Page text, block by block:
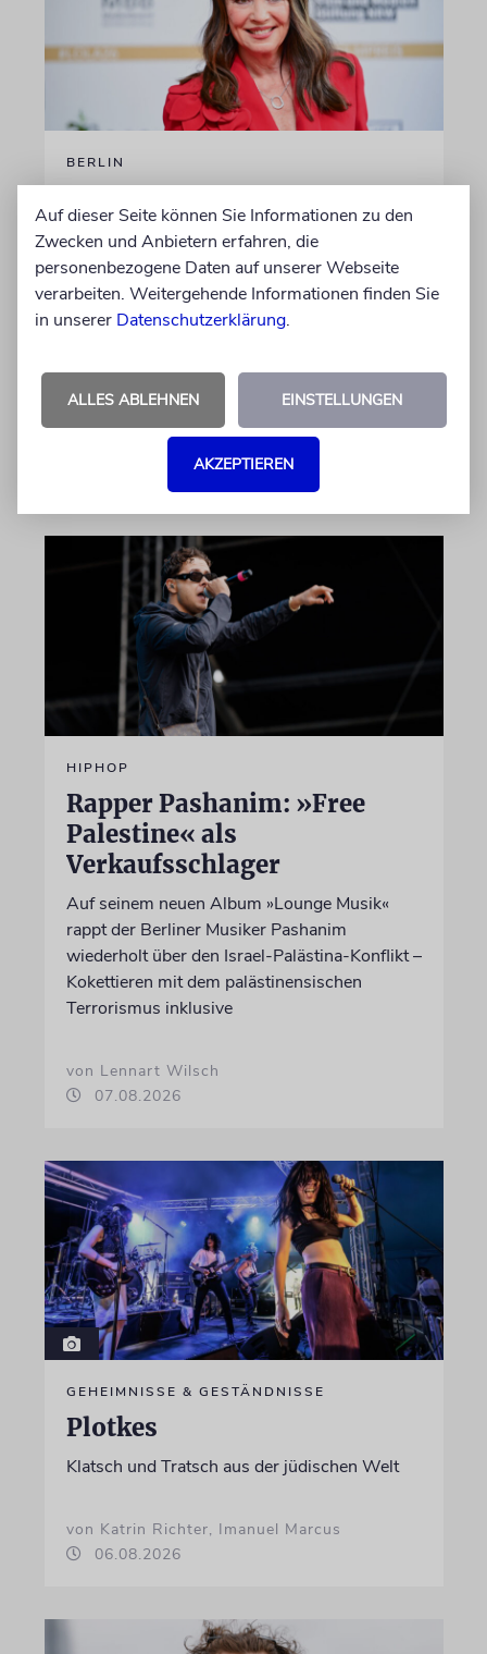
BERLIN
Iris Berben erhält Deutschen
Kulturpolitikpreis
Die Schauspielerin steht nicht nur vor der
Kamera, sondern engagiert sich auch
diese Leistung mit einem Preis. Igor Levit ist
Laudator
HIPHOP
Rapper Pashanim: »Free
Palestine« als
Verkaufsschlager
Auf seinem neuen Album »Lounge Musik«
rappt der Berliner Musiker Pashanim
wiederholt über den Israel-Palästina-Konflikt –
Kokettieren mit dem palästinensischen
Terrorismus inklusive
von Lennart Wilsch
07.08.2026
GEHEIMNISSE & GESTÄNDNISSE
Plotkes
Klatsch und Tratsch aus der jüdischen Welt
von Katrin Richter, Imanuel Marcus
06.08.2026
Auf dieser Seite können Sie Informationen zu den
Zwecken und Anbietern erfahren, die
personenbezogene Daten auf unserer Webseite
verarbeiten. Weitergehende Informationen finden Sie
in unserer Datenschutzerklärung.
ALLES ABLEHNEN EINSTELLUNGEN
AKZEPTIEREN